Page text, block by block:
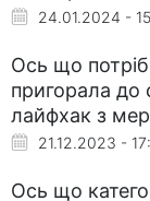
24.01.2024 -
Ось що
пригорала до
лайфхак з
21.12.2023 -
Ось що